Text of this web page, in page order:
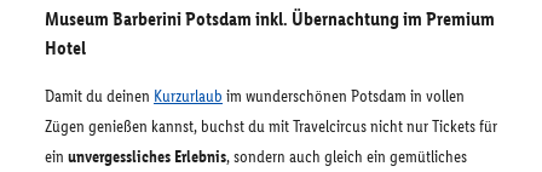
Museum Barberini Potsdam inkl. Übernachtung im Premium
Hotel
Damit du deinen Kurzurlaub im wunderschönen Potsdam in vollen
Zügen genießen kannst, buchst du mit Travelcircus nicht nur Tickets für
ein unvergessliches Erlebnis, sondern auch gleich ein gemütliches